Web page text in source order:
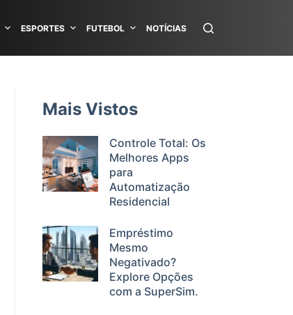
ESPORTES FUTEBOL NOTÍCIAS
Mais Vistos
Controle Total: Os
Melhores Apps
para
Automatização
Residencial
Empréstimo
Mesmo
Negativado?
Explore Opções
com a SuperSim.